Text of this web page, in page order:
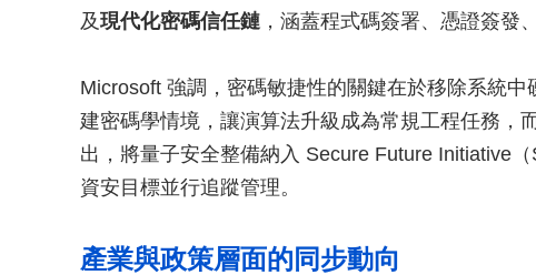
及現代化密碼信任鏈 ，涵蓋程式碼簽署、憑證簽發
Microsoft 強調，密碼敏捷性的關鍵在於移除系統
建密碼學情境，讓演算法升級成為常規工程任務，
出，將量子安全整備納入 Secure Future Initiative
資安目標並行追蹤管理。
產業與政策層面的同步動向